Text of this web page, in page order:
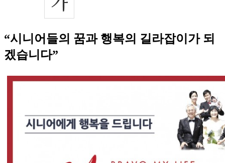
“시니어들의 꿈과 행복의 길라잡이가 되
겠습니다”